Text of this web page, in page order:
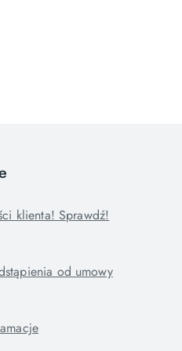
klienta! Sprawdź!
od umowy